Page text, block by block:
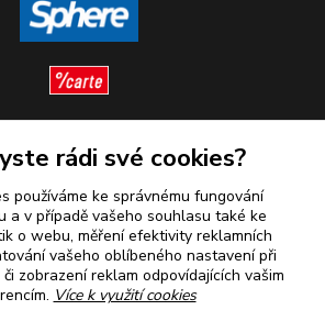
Sledujte nás
u nás bezpečně
rádi své cookies?
používáme ke správnému fungování
a v případě vašeho souhlasu také ke
o webu, měření efektivity reklamních
vašeho oblíbeného nastavení při
zobrazení reklam odpovídajících vašim
Více k využití cookies